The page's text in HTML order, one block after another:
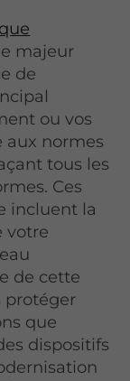
majeur
de
ou vos
aux normes
tous les
Ces
incluent la
votre
de cette
protéger
que
dispositifs